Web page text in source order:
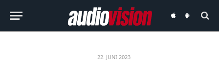
audiovisionaudiovision
22. JUNI 2023